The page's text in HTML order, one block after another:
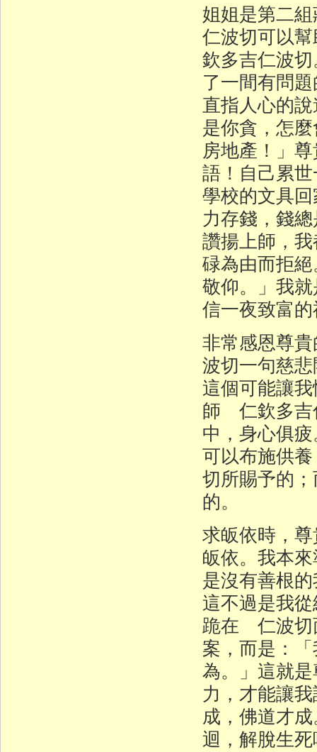
姐姐是第二
仁波切可以
欽多吉仁波
了一間有問
直指人心的
是你貪，怎
房地產！」
語！自己累
學校的文具
力存錢，錢
讚揚上師，
碌為由而拒
敬仰。」我
信一夜致富
非常感恩尊
波切一句慈
這個可能讓
師 仁欽多吉
中，身心俱
可以布施供
切所賜予的
的。
求皈依時，
皈依。我本
是沒有善根
這不過是我
跪在 仁波切
案，而是：
為。」這就
力，才能讓
成，佛道才
迴，解脫生